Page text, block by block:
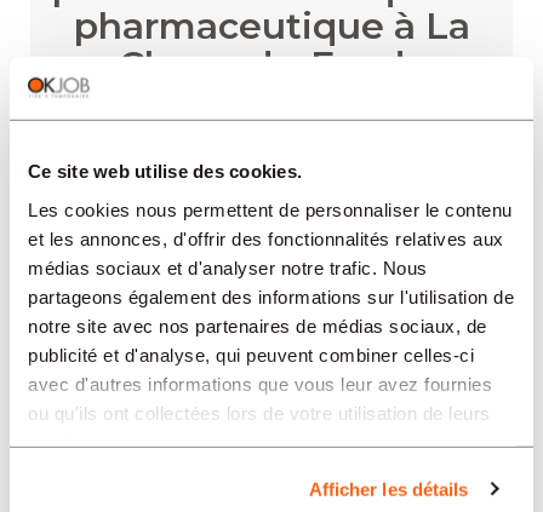
Ce site web utilise des cookies.
Les cookies nous permettent de personnaliser le contenu
et les annonces, d'offrir des fonctionnalités relatives aux
médias sociaux et d'analyser notre trafic. Nous
partageons également des informations sur l'utilisation de
notre site avec nos partenaires de médias sociaux, de
publicité et d'analyse, qui peuvent combiner celles-ci
avec d'autres informations que vous leur avez fournies
ou qu'ils ont collectées lors de votre utilisation de leurs
Afficher les détails
pharmaceutique à La
Chaux-de-Fonds
RÉGIONS